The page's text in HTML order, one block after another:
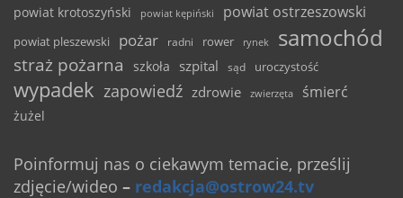
powiat krotoszyński powiat kępiński powiat ostrzeszowski
powiat pleszewski pożar radni rower rynek samochód
straż pożarna szkoła szpital sąd uroczystość
wypadek zapowiedź zdrowie zwierzęta śmierć
żużel
Poinformuj nas o ciekawym temacie, prześlij
zdjęcie/wideo – redakcja@ostrow24.tv